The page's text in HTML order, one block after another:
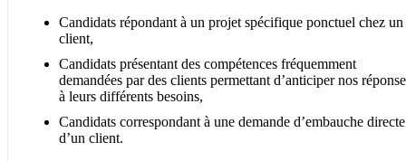
Candidats répondant à un projet spécifique ponctuel chez un
client,
Candidats présentant des compétences fréquemment
demandées par des clients permettant d’anticiper nos
à leurs différents besoins,
Candidats correspondant à une demande d’embauche directe
d’un client.